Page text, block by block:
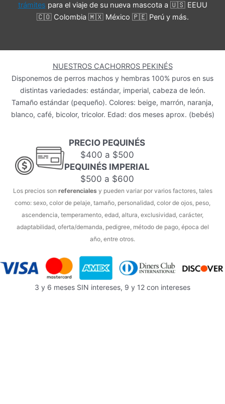
trámites para el viaje de su nueva mascota a 🇺🇸 EEUU
🇨🇴 Colombia 🇲🇽 México 🇵🇪 Perú y más.
NUESTROS CACHORROS PEKINÉS
Disponemos de perros machos y hembras 100% puros en sus
distintas variedades: estándar, imperial, cabeza de león.
Tamaño estándar (pequeño). Colores: beige, marrón, naranja,
blanco, café, bicolor, tricolor. Edad: dos meses aprox. (bebés)
PRECIO PEQUINÉS
$400 a $500
PEQUINÉS IMPERIAL
$500 a $600
Los precios son referencialesy pueden variar por varios factores, tales
como: sexo, color de pelaje, tamaño, personalidad, color de ojos, peso,
ascendencia, temperamento, edad, altura, exclusividad, carácter,
adaptabilidad, oferta/demanda, pedigree, método de pago, época del
año, entre otros.
3 y 6 meses SIN intereses, 9 y 12 con intereses